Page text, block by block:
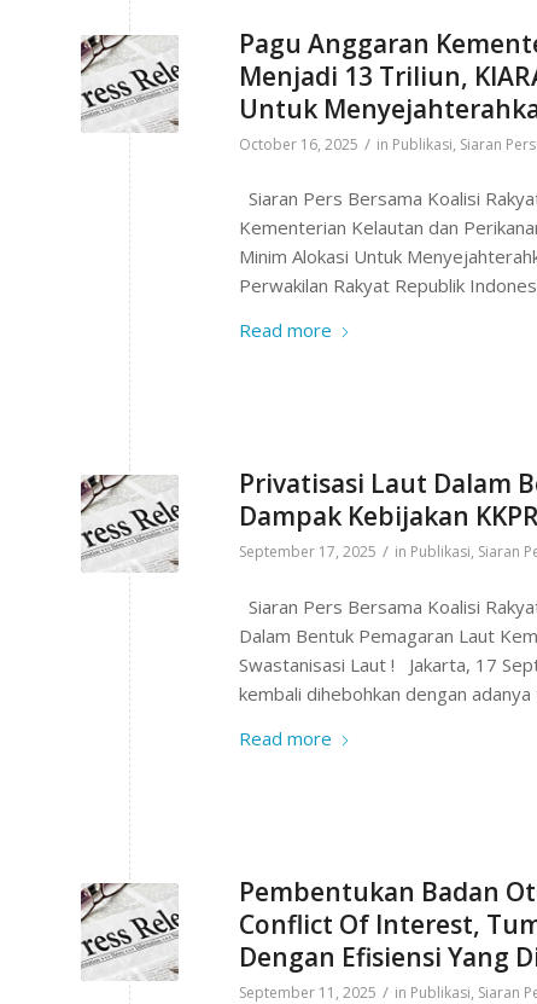
Pagu Anggaran
Menjadi 13 Triliun,
Untuk
October 16, 2025 / in Publikasi, Siaran Pers
Siaran Pers Bersama Koalisi
Kementerian Kelautan dan
Minim Alokasi Untuk
Perwakilan Rakyat Republik
Read more
Privatisasi Laut Dalam
Dampak Kebijakan
September 17, 2025 / in Publikasi, Siaran
Siaran Pers Bersama Koalisi
Dalam Bentuk Pemagaran Laut
Swastanisasi Laut ! Jakarta, 17
kembali dihebohkan dengan
Read more
Pembentukan Badan
Conflict Of Interest,
Dengan Efisiensi Yang
September 11, 2025 / in Publikasi, Siaran